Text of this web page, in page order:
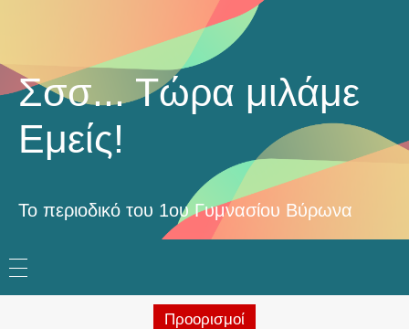
Σσσ... Τώρα μιλάμε
Εμείς!
Το περιοδικό του 1ου Γυμνασίου Βύρωνα
Προορισμοί